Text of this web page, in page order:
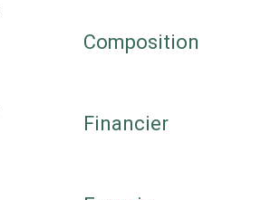
Composition
Financier